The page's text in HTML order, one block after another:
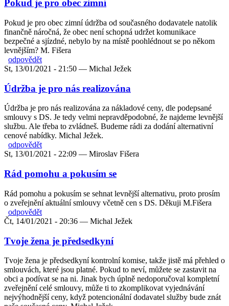
Pokud je pro obec zimní
Pokud je pro obec zimní údržba od současného dodavatele natolik
finančně náročná, že obec není schopná udržet komunikace
bezpečné a sjízdné, nebylo by na místě poohlédnout se po někom
levnějším? M. Fišera
odpovědět
St, 13/01/2021 - 21:50 — Michal Ježek
Údržba je pro nás realizována
Údržba je pro nás realizována za nákladové ceny, dle podepsané
smlouvy s DS. Je tedy velmi nepravděpodobné, že najdeme levnější
službu. Ale třeba to zvládneš. Budeme rádi za dodání alternativní
cenové nabídky. Michal Ježek.
odpovědět
St, 13/01/2021 - 22:09 — Miroslav Fišera
Rád pomohu a pokusím se
Rád pomohu a pokusím se sehnat levnější alternativu, proto prosím
o zveřejnění aktuální smlouvy včetně cen s DS. Děkuji M.Fišera
odpovědět
Čt, 14/01/2021 - 20:36 — Michal Ježek
Tvoje žena je předsedkyní
Tvoje žena je předsedkyní kontrolní komise, takže jistě má přehled o
smlouvách, které jsou platné. Pokud to neví, můžete se zastavit na
obci a podívat se na ni. Jinak bych úplně nedoporučoval kompletní
zveřejnění celé smlouvy, může ti to zkomplikovat vyjednávání
nejvýhodnější ceny, když potencionální dodavatel služby bude znát